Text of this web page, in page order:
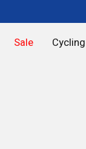
Sale Cycling